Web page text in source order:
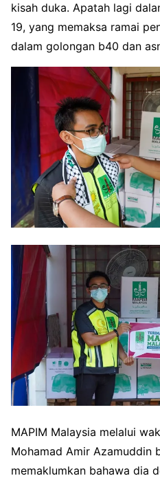
kisah duka. Apatah lagi
19, yang memaksa ramai
dalam golongan b40 dan
MAPIM Malaysia melalui
Mohamad Amir Azamuddin
memaklumkan bahawa dia